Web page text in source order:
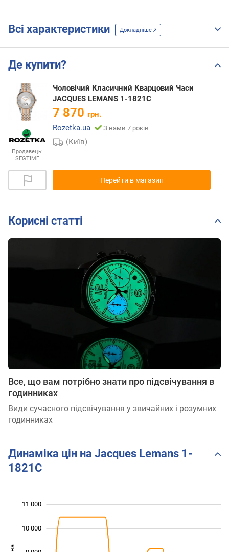
Всі характеристики Докладніше
Де купити?
Продавець:
SEGTIME
Чоловічий Класичний Кварцовий Часи
JACQUES LEMANS 1-1821C
7 870 грн.
Rozetka.ua
З нами 7 років
(Київ)
Перейти в магазин
Корисні статті
Все, що вам потрібно знати про підсвічування в
годинниках
Види сучасного підсвічування у звичайних і розумних
годинниках
Динаміка цін на Jacques Lemans 1-
1821C
10 000
11 000